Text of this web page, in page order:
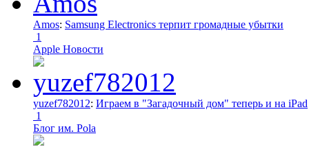
Amos: Samsung Electronics терпит громадные убытки
1
Apple Новости
yuzef782012: Играем в "Загадочный дом" теперь и на iPad
1
Блог им. Pola